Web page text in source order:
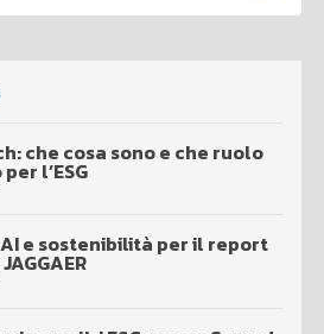
che cosa sono e che ruolo
l’ESG
AI e sostenibilità per il report